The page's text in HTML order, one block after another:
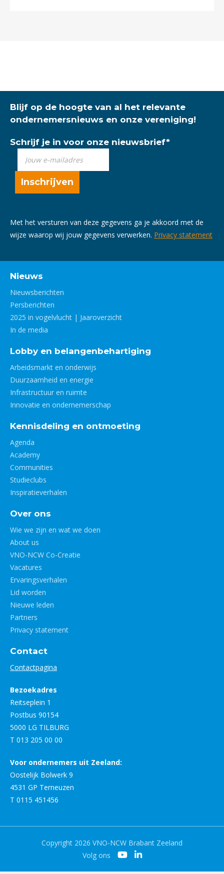
Blijf op de hoogte van al het relevante
ondernemersnieuws en onze vereniging!
Schrijf je in voor onze nieuwsbrief*
Met het versturen van deze gegevens ga je akkoord met de
wijze waarop wij jouw gegevens verwerken. Privacy statement
Nieuws
Nieuwsberichten
Persberichten
2025 in vogelvlucht | Jaaroverzicht
In de media
Lobby en belangenbehartiging
Arbeidsmarkt en onderwijs
Duurzaamheid en energie
Infrastructuur en ruimte
Innovatie en ondernemerschap
Kennisdeling en ontmoeting
Agenda
Academy
Communities
Studieclubs
Inspiratieverhalen
Over ons
Wie we zijn en wat we doen
About us
VNO-NCW Co-Creatie
Vacatures
Ervaringsverhalen
Lid worden
Nieuwe leden
Partners
Privacy statement
Contact
Contactpagina
Bezoekadres
Reitseplein 1
Postbus 90154
5000 LG TILBURG
T 013 205 00 00
Voor ondernemers uit Zeeland:
Oostelijk Bolwerk 9
4531 GP Terneuzen
T 0115 451456
Copyright 2026 VNO-NCW Brabant Zeeland
Volg ons